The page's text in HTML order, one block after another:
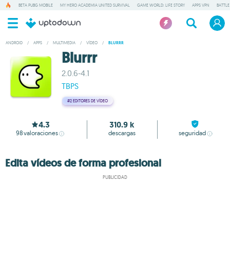
BETA PUBG MOBILE MY HERO ACADEMIA UNITED SURVIVAL GAME WORLD: LIFE STORY APPS VPN
ANDROID / APPS / MULTIMEDIA / VÍDEO / BLURRR
Blurrr
2.0.6-4.1
TBPS
#2 EDITORES DE VÍDEO
4.3
98valoraciones
310.9 k
descargas seguridad
Edita vídeos de forma profesional
PUBLICIDAD